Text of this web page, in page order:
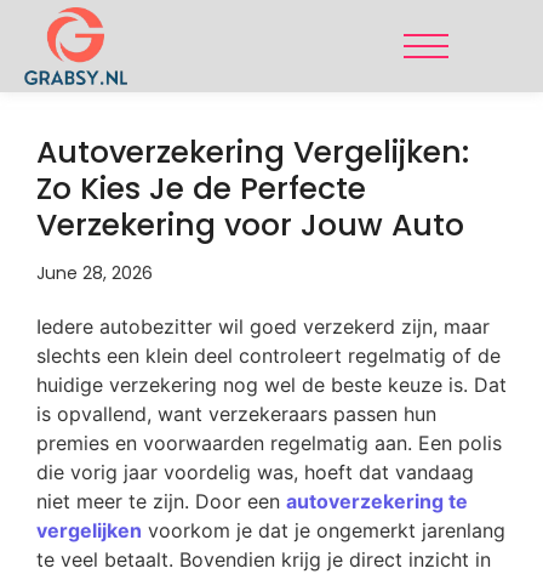
Autoverzekering Vergelijken:
Zo Kies Je de Perfecte
Verzekering voor Jouw Auto
June 28, 2026
Iedere autobezitter wil goed verzekerd zijn, maar
slechts een klein deel controleert regelmatig of de
huidige verzekering nog wel de beste keuze is. Dat
is opvallend, want verzekeraars passen hun
premies en voorwaarden regelmatig aan. Een polis
die vorig jaar voordelig was, hoeft dat vandaag
niet meer te zijn. Door een autoverzekering te
vergelijken voorkom je dat je ongemerkt jarenlang
te veel betaalt. Bovendien krijg je direct inzicht in